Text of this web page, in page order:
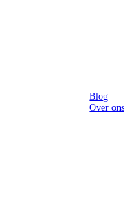
Blog
Over ons